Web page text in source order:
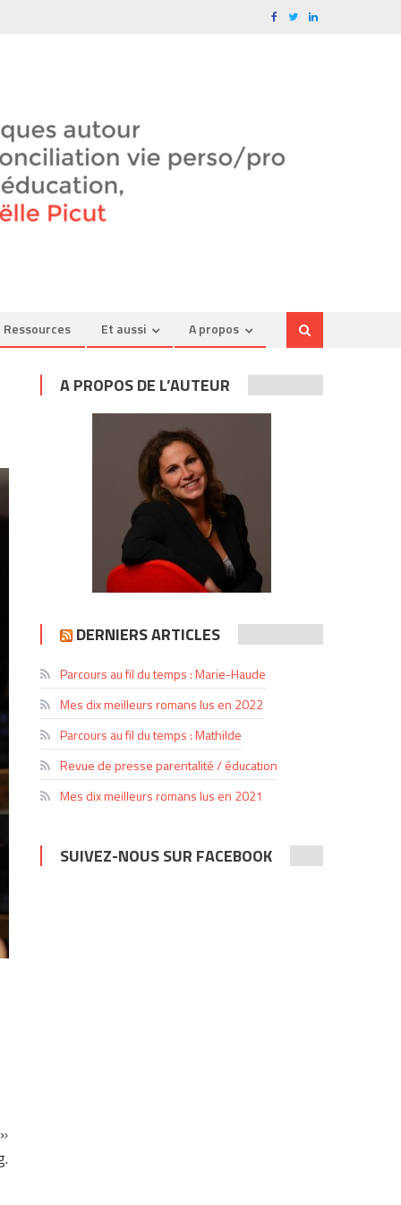
Ressources Et aussi A propos
A PROPOS DE L’AUTEUR
DERNIERS ARTICLES
Parcours au fil du temps : Marie-Haude
Mes dix meilleurs romans lus en 2022
Parcours au fil du temps : Mathilde
Revue de presse parentalité / éducation
Mes dix meilleurs romans lus en 2021
SUIVEZ-NOUS SUR FACEBOOK